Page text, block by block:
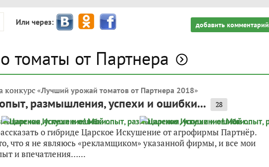
Или через: добавить комментарий
томаты от Партнера
конкурс «Лучший урожай томатов от Партнера 2018»
размышления, успехи и ошибки... 28
о гибриде Царское Искушение от агрофирмы Партнёр.
что я не являюсь «рекламщиком» указанной фирмы, и все мои
и впечатления…...